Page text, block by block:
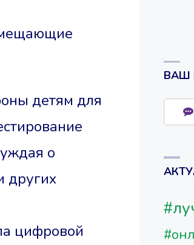
детям для
о
других
цифровой
ВАШ